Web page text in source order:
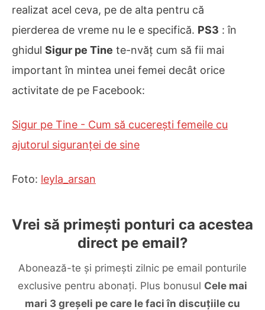
realizat acel ceva, pe de alta pentru că
pierderea de vreme nu le e specifică. PS3 : în
ghidul Sigur pe Tine te-nvăț cum să fii mai
important în mintea unei femei decât orice
activitate de pe Facebook:
Sigur pe Tine - Cum să cucerești femeile cu
ajutorul siguranței de sine
Foto: leyla_arsan
Vrei să primești ponturi ca acestea
direct pe email?
Abonează-te și primești zilnic pe email ponturile
exclusive pentru abonați. Plus bonusul Cele mai
mari 3 greșeli pe care le faci în discuțiile cu